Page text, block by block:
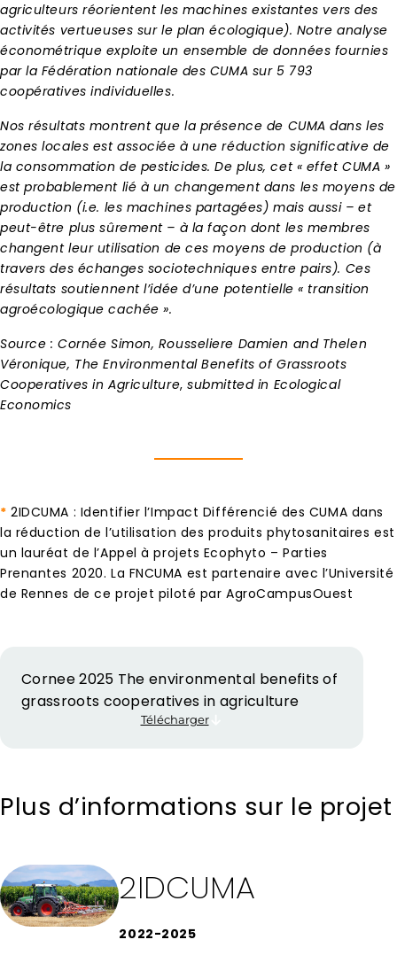
agriculteurs réorientent les machines existantes vers des
activités vertueuses sur le plan écologique). Notre analyse
économétrique exploite un ensemble de données fournies
par la Fédération nationale des CUMA sur 5 793
coopératives individuelles.
Nos résultats montrent que la présence de CUMA dans les
zones locales est associée à une réduction significative de
la consommation de pesticides. De plus, cet « effet CUMA »
est probablement lié à un changement dans les moyens de
production (i.e. les machines partagées) mais aussi – et
peut-être plus sûrement – à la façon dont les membres
changent leur utilisation de ces moyens de production (à
travers des échanges sociotechniques entre pairs). Ces
résultats soutiennent l’idée d’une potentielle « transition
agroécologique cachée ».
Source : Cornée Simon, Rousseliere Damien and Thelen
Véronique, The Environmental Benefits of Grassroots
Cooperatives in Agriculture,submitted in Ecological
Economics
* 2IDCUMA : Identifier l’Impact Différencié des CUMA dans
la réduction de l’utilisation des produits phytosanitaires est
un lauréat de l’Appel à projets Ecophyto – Parties
Prenantes 2020. La FNCUMA est partenaire avec l’Université
de Rennes de ce projet piloté par AgroCampusOuest
Cornee 2025 The environmental benefits of
grassroots cooperatives in agriculture
Télécharger
Plus d’informations sur le projet
2IDCUMA
2022-2025